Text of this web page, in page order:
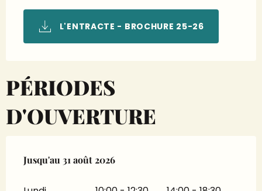
L'ENTRACTE - BROCHURE 25-26
PÉRIODES
D'OUVERTURE
Du1 janvier 2026au31 août 2026
Jusqu'au31 août 2026